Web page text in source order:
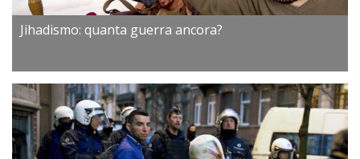
Jihadismo: quanta guerra ancora?